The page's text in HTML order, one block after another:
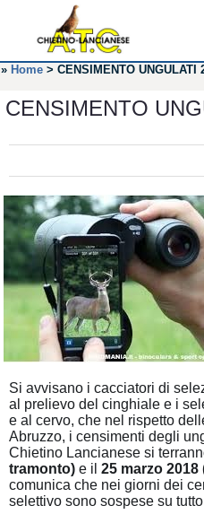
» Home > CENSIMENTO UNGULATI
CENSIMENTO
Si avvisano i cacciatori di
al prelievo del cinghiale e i
e al cervo, che nel rispetto
Abruzzo, i censimenti degli
Chietino Lancianese si
tramonto) e il 25 marzo
comunica che nei giorni dei
selettivo sono sospese su